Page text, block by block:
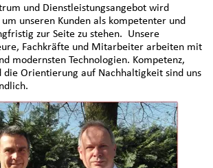
und Dienstleistungsangebot wird
unseren Kunden als kompetenter und
zur Seite zu stehen. Unsere
Fachkräfte und Mitarbeiter arbeiten mit
modernsten Technologien. Kompetenz,
die Orientierung auf Nachhaltigkeit sind uns